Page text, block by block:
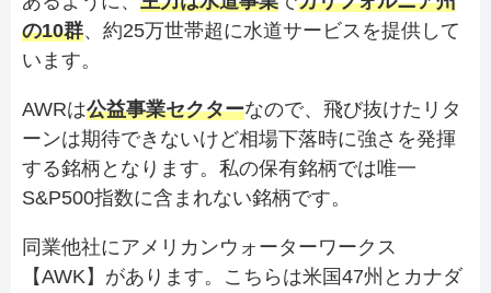
の10群、約25万世帯超に水道サービスを提供して
います。
AWRは公益事業セクターなので、飛び抜けたリタ
ーンは期待できないけど相場下落時に強さを発揮
する銘柄となります。私の保有銘柄では唯一
S&P500指数に含まれない銘柄です。
同業他社にアメリカンウォーターワークス
【AWK】があります。こちらは米国47州とカナダ